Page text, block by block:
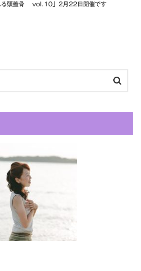
頭蓋骨
vol.10」2月22日開催です